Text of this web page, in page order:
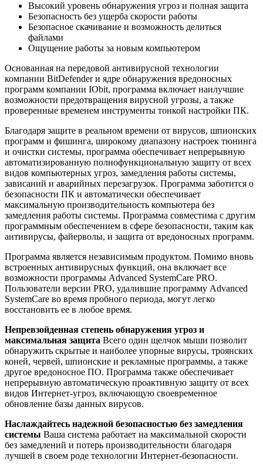
Высокий уровень обнаружения угроз и полная защита
Безопасность без ущерба скорости работы
Безопасное скачивание и возможность делиться
файлами
Ощущение работы за новым компьютером
Основанная на передовой антивирусной технологии
компании BitDefender и ядре обнаружения вредоносных
программ компании IObit, программа включает наилучшие
возможности предотвращения вирусной угрозы, а также
проверенные временем инструменты тонкой настройки ПК.
Благодаря защите в реальном времени от вирусов, шпионских
программ и фишинга, широкому диапазону настроек тюнинга
и очистки системы, программа обеспечивает непрерывную
автоматизированную полнофункциональную защиту от всех
видов компьютерных угроз, замедления работы системы,
зависаний и аварийных перезагрузок. Программа заботится о
безопасности ПК и автоматически обеспечивает
максимальную производительность компьютера без
замедления работы системы. Программа совместима с другим
программным обеспечением в сфере безопасности, таким как
антивирусы, файерволы, и защита от вредоносных программ.
Программа является независимым продуктом. Помимо вновь
встроенных антивирусных функций, она включает все
возможности программы Advanced SystemCare PRO.
Пользователи версии PRO, удалившие программу Advanced
SystemCare во время пробного периода, могут легко
восстановить ее в любое время.
Непревзойденная степень обнаружения угроз и
максимальная защита Всего один щелчок мыши позволит
обнаружить скрытые и наиболее упорные вирусы, троянских
коней, червей, шпионские и рекламные программы, а также
другое вредоносное ПО. Программа также обеспечивает
непрерывную автоматическую проактивную защиту от всех
видов Интернет-угроз, включающую своевременное
обновление базы данных вирусов.
Наслаждайтесь надежной безопасностью без замедления
системы Ваша система работает на максимальной скорости
без замедлений и потерь производительности благодаря
лучшей в своем роде технологии Интернет-безопасности.